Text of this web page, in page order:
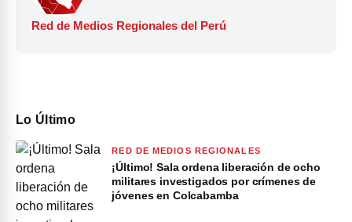
Red de Medios Regionales del Perú
Lo Último
RED DE MEDIOS REGIONALES
¡Último! Sala ordena liberación de ocho
militares investigados por crímenes de
jóvenes en Colcabamba